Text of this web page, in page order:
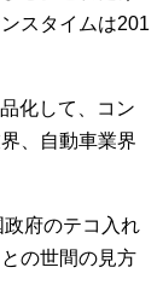
スタイムは201
化して、コン
、自動車業界
府のテコ入れ
の世間の見方